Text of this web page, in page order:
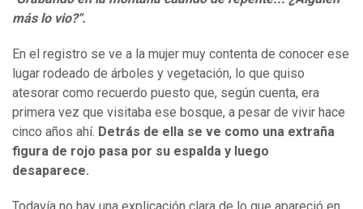
más lo vio?".
En el registro se ve a la mujer muy contenta de conocer ese
lugar rodeado de árboles y vegetación, lo que quiso
atesorar como recuerdo puesto que, según cuenta, era
primera vez que visitaba ese bosque, a pesar de vivir hace
cinco años ahí. Detrás de ella se ve como una extraña
figura de rojo pasa por su espalda y luego
desaparece.